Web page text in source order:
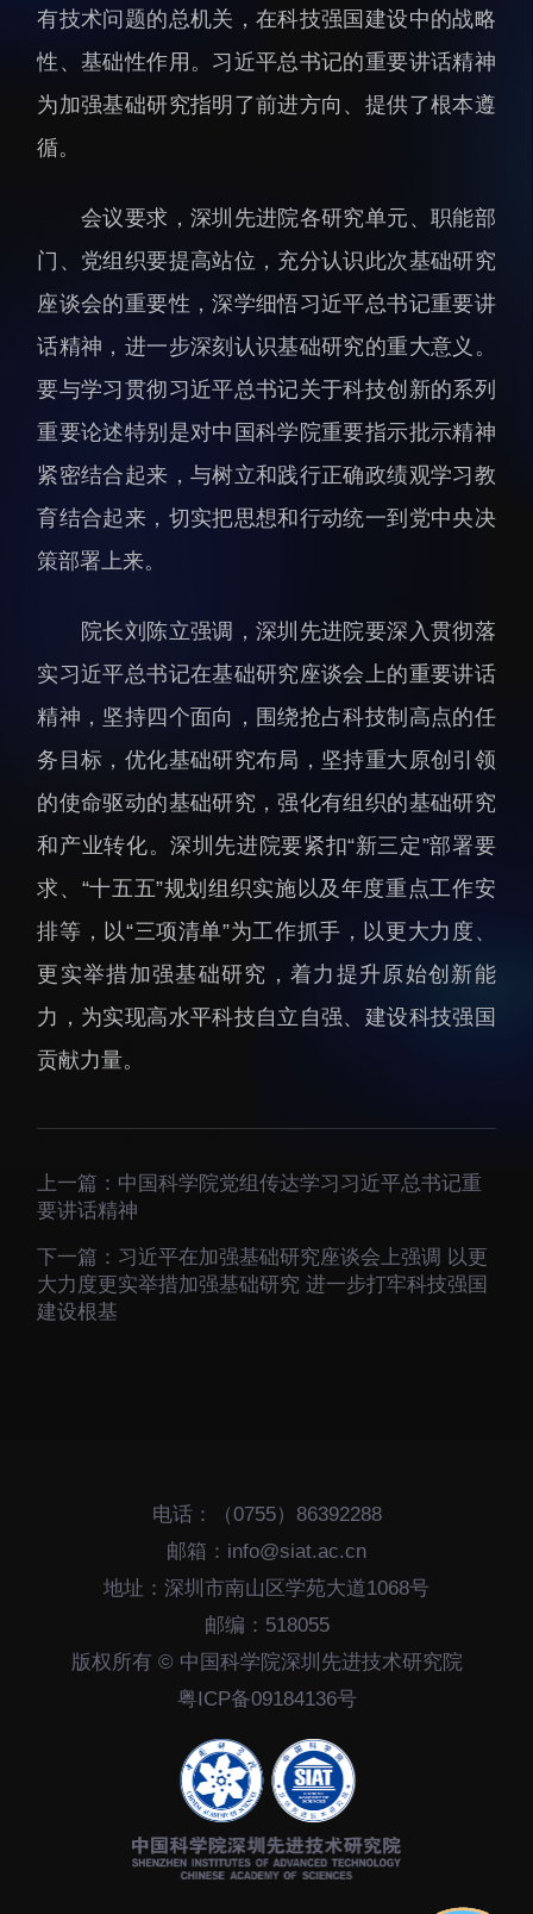
监督审计处
支撑平台处
产业发展中心
科研进展
科研诚信与伦理委员会
实验动物管理
分析测试中心
实验室建设与管理
生物安全管理
要闻播报
科研进展
综合新闻
合作交流
学术活动
媒体报道
档案频道
先进视界
教育概况
学生活动
交流动态
国合项目
出国境事务
控股企业
成果超市
树立和践行正确政绩观
学习教育
国家高性能医疗器械创
新中心
国家生物制造产业创新
中心
深港脑科学创新研究院
深圳合成生物学创新研
究院
深圳先进电子材料国际
创新研究院
有技术问题的总机关，在科技强国建设中的战略
性、基础性作用。习近平总书记的重要讲话精神
为加强基础研究指明了前进方向、提供了根本遵
循。
会议要求，深圳先进院各研究单元、职能部
门、党组织要提高站位，充分认识此次基础研究
座谈会的重要性，深学细悟习近平总书记重要讲
话精神，进一步深刻认识基础研究的重大意义。
要与学习贯彻习近平总书记关于科技创新的系列
重要论述特别是对中国科学院重要指示批示精神
紧密结合起来，与树立和践行正确政绩观学习教
育结合起来，切实把思想和行动统一到党中央决
策部署上来。
院长刘陈立强调，深圳先进院要深入贯彻落
实习近平总书记在基础研究座谈会上的重要讲话
精神，坚持四个面向，围绕抢占科技制高点的任
务目标，优化基础研究布局，坚持重大原创引领
的使命驱动的基础研究，强化有组织的基础研究
和产业转化。深圳先进院要紧扣“新三定”部署要
求、“十五五”规划组织实施以及年度重点工作安
排等，以“三项清单”为工作抓手，以更大力度、
更实举措加强基础研究，着力提升原始创新能
力，为实现高水平科技自立自强、建设科技强国
贡献力量。
上一篇： 中国科学院党组传达学习习近平总书记重
要讲话精神
下一篇： 习近平在加强基础研究座谈会上强调 以更
大力度更实举措加强基础研究 进一步打牢科技强国
建设根基
电话：（0755）86392288
邮箱：info@siat.ac.cn
地址：深圳市南山区学苑大道1068号
邮编：518055
版权所有 © 中国科学院深圳先进技术研究院
粤ICP备09184136号